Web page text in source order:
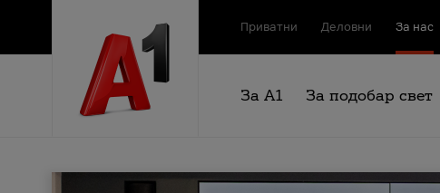
Приватни Деловни За нас
За А1 За подобар свет